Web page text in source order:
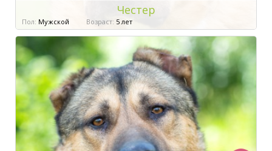
Честер
Пол: Мужской Возраст: 5 лет